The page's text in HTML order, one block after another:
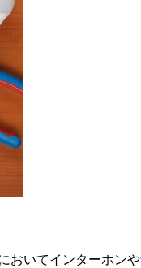
いてインターホン